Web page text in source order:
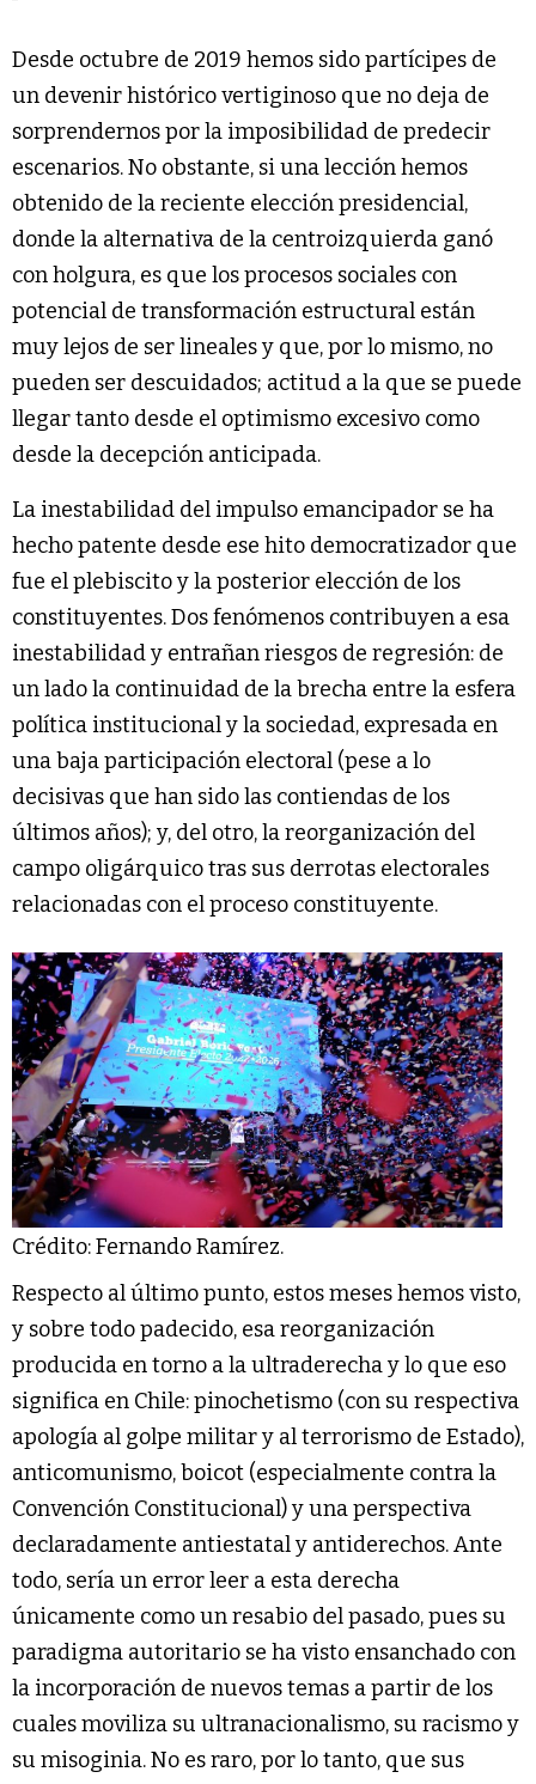
Desde octubre de 2019 hemos sido partícipes de
un devenir histórico vertiginoso que no deja de
sorprendernos por la imposibilidad de predecir
escenarios. No obstante, si una lección hemos
obtenido de la reciente elección presidencial,
donde la alternativa de la centroizquierda ganó
con holgura, es que los procesos sociales con
potencial de transformación estructural están
muy lejos de ser lineales y que, por lo mismo, no
pueden ser descuidados; actitud a la que se puede
llegar tanto desde el optimismo excesivo como
desde la decepción anticipada.
La inestabilidad del impulso emancipador se ha
hecho patente desde ese hito democratizador que
fue el plebiscito y la posterior elección de los
constituyentes. Dos fenómenos contribuyen a esa
inestabilidad y entrañan riesgos de regresión: de
un lado la continuidad de la brecha entre la esfera
política institucional y la sociedad, expresada en
una baja participación electoral (pese a lo
decisivas que han sido las contiendas de los
últimos años); y, del otro, la reorganización del
campo oligárquico tras sus derrotas electorales
relacionadas con el proceso constituyente.
Crédito: Fernando Ramírez.
Respecto al último punto, estos meses hemos visto,
y sobre todo padecido, esa reorganización
producida en torno a la ultraderecha y lo que eso
significa en Chile: pinochetismo (con su respectiva
apología al golpe militar y al terrorismo de Estado),
anticomunismo, boicot (especialmente contra la
Convención Constitucional) y una perspectiva
declaradamente antiestatal y antiderechos. Ante
todo, sería un error leer a esta derecha
únicamente como un resabio del pasado, pues su
paradigma autoritario se ha visto ensanchado con
la incorporación de nuevos temas a partir de los
cuales moviliza su ultranacionalismo, su racismo y
su misoginia. No es raro, por lo tanto, que sus